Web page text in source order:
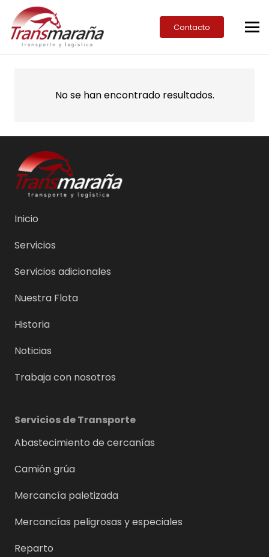
Contacto
No se han encontrado resultados.
Inicio
Servicios
Servicios adicionales
Nuestra Flota
Historia
Noticias
Trabaja con nosotros
Servicios de Transporte
Abastecimiento de cercanías
Camión grúa
Mercancía paletizada
Mercancías peligrosas y especiales
Reparto